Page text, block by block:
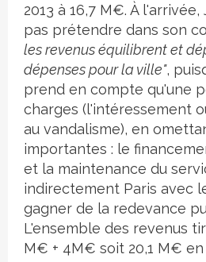
2013 à 16,7 M€. À
pas prétendre dans son
les revenus équilibrent et
dépenses pour la ville",
prend en compte qu'une
charges (l'intéressement
au vandalisme), en
importantes : le
et la maintenance du
indirectement Paris avec
gagner de la redevance
L'ensemble des revenus
M€ + 4M€ soit 20,1 M€ en